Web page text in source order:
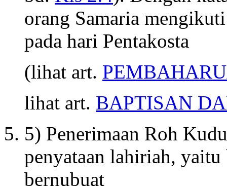
orang Samaria
pada hari Pentakosta
(lihat art.
lihat art. BAPTISAN
5) Penerimaan Roh
penyataan lahiriah, yaitu
bernubuat